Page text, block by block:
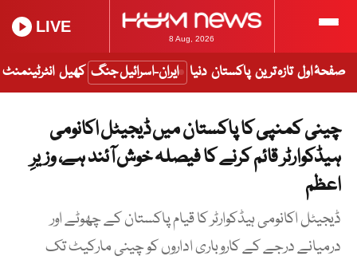
8 Aug, 2026
LIVE
صفحۂ اول تازہ ترین پاکستان دنیا ایران-اسرائیل جنگ کھیل انٹرٹینمنٹ
چینی کمنپی کا پاکستان میں ڈیجیٹل اکانومی
ہیڈکوارٹر قائم کرنے کا فیصلہ خوش آئند ہے، وزیرِ
اعظم
ڈیجیٹل اکانومی ہیڈکوارٹر کا قیام پاکستان کے چھوٹے اور
درمیانے درجے کے کاروباری اداروں کو چینی مارکیٹ تک